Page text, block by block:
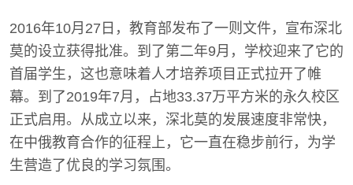
2016年10月27日，教育部发布了一则文件，宣布深北
莫的设立获得批准。到了第二年9月，学校迎来了它的
首届学生，这也意味着人才培养项目正式拉开了帷
幕。到了2019年7月，占地33.37万平方米的永久校区
正式启用。从成立以来，深北莫的发展速度非常快，
在中俄教育合作的征程上，它一直在稳步前行，为学
生营造了优良的学习氛围。